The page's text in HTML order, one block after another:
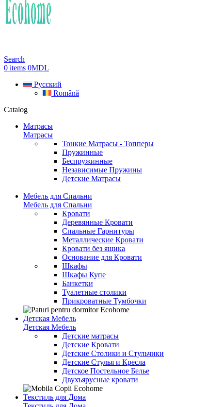
Search
0 items 0MDL
Русский
Română
Catalog
Матрасы
Матрасы
Тонкие Матрасы - Топперы
Пружинные
Беспружинные
Независимые Пружины
Детские Матрасы
Мебель для Спальни
Мебель для Спальни
Кровати
Деревянные Кровати
Спальные Гарнитуры
Металлические Кровати
Кровати без ящика
Основание для Кровати
Шкафы
Шкафы Купе
Банкетки
Туалетные столики
Прикроватные Тумбочки
Детская Мебель
Детская Мебель
Детские матрасы
Детские Кровати
Детские Столики и Стульчики
Детские Стулья и Кресла
Детское Постельное Белье
Двухъярусные кровати
Текстиль для Дома